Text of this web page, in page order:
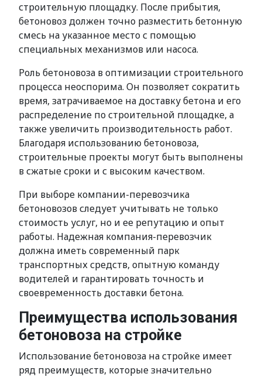
строительную площадку. После прибытия,
бетоновоз должен точно разместить бетонную
смесь на указанное место с помощью
специальных механизмов или насоса.
Роль бетоновоза в оптимизации строительного
процесса неоспорима. Он позволяет сократить
время, затрачиваемое на доставку бетона и его
распределение по строительной площадке, а
также увеличить производительность работ.
Благодаря использованию бетоновоза,
строительные проекты могут быть выполнены
в сжатые сроки и с высоким качеством.
При выборе компании-перевозчика
бетоновозов следует учитывать не только
стоимость услуг, но и ее репутацию и опыт
работы. Надежная компания-перевозчик
должна иметь современный парк
транспортных средств, опытную команду
водителей и гарантировать точность и
своевременность доставки бетона.
Преимущества использования
бетоновоза на стройке
Использование бетоновоза на стройке имеет
ряд преимуществ, которые значительно